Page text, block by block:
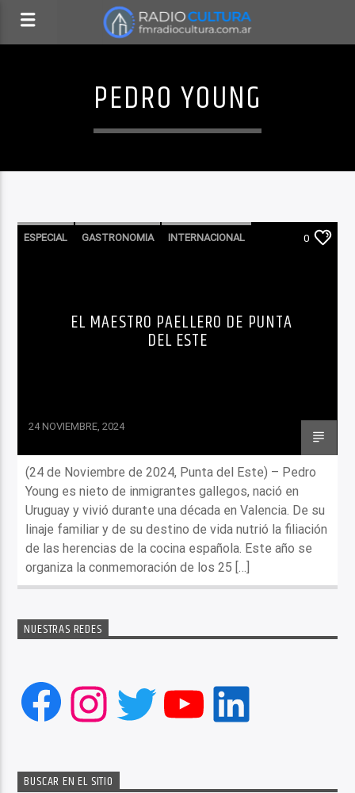
PEDRO YOUNG
ESPECIAL GASTRONOMIA INTERNACIONAL 0
EL MAESTRO PAELLERO DE PUNTA
DEL ESTE
24 NOVIEMBRE, 2024
(24 de Noviembre de 2024, Punta del Este) – Pedro
Young es nieto de inmigrantes gallegos, nació en
Uruguay y vivió durante una década en Valencia. De su
linaje familiar y de su destino de vida nutrió la filiación
de las herencias de la cocina española. Este año se
organiza la conmemoración de los 25 […]
NUESTRAS REDES
Facebook
Instagram
Twitter
YouTube
LinkedIn
BUSCAR EN EL SITIO